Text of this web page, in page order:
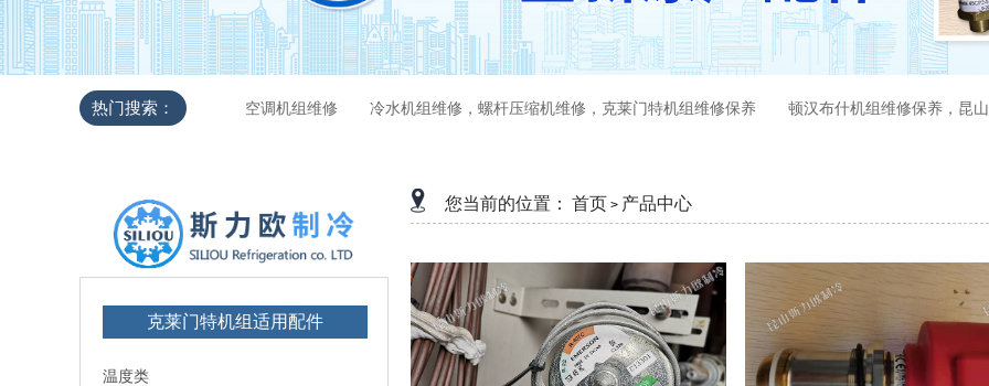
热门搜索： 空调机组维修 冷水机组维修，螺杆压缩机维修，克莱门特机组维修保养 顿汉布什机组维修保养，昆
克莱门特机组适用配件
温度类
您当前的位置： 首页 > 产品中心